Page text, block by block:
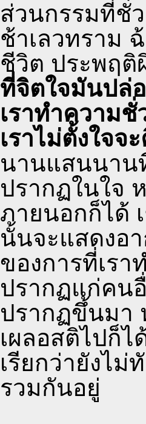
ส่วนกรรมที่ชั่
ช้าเลวทราม
ชีวิต ประพฤติ
ที่จิตใจมันปล่
เราทำความ
เราไม่ตั้งใจ
นานแสนนาน
ปรากฏในใจ
ภายนอกก็ได้
นั้นจะแสดงอ
ของการที่เร
ปรากฏแก่คน
ปรากฏขึ้นมา
เผลอสติไปก็
เรียกว่ายังไ
รวมกันอยู่